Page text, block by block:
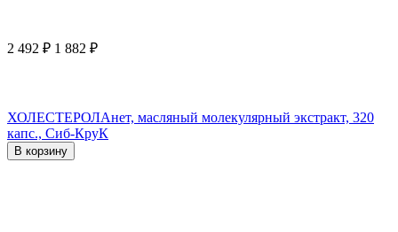
2 492 ₽ 1 882 ₽
ХОЛЕСТЕРОЛАнет, масляный молекулярный экстракт, 320
капс., Сиб-КруК
В корзину